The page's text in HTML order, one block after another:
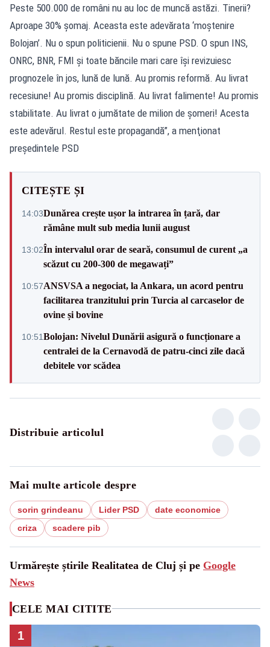
Peste 500.000 de români nu au loc de muncă astăzi. Tinerii?
Aproape 30% şomaj. Aceasta este adevărata ‘moştenire
Bolojan’. Nu o spun politicienii. Nu o spune PSD. O spun INS,
ONRC, BNR, FMI şi toate băncile mari care îşi revizuiesc
prognozele în jos, lună de lună. Au promis reformă. Au livrat
recesiune! Au promis disciplină. Au livrat falimente! Au promis
stabilitate. Au livrat o jumătate de milion de şomeri! Acesta
este adevărul. Restul este propagandă”, a menţionat
preşedintele PSD
CITEȘTE ȘI
14:03Dunărea crește ușor la intrarea în țară, dar
rămâne mult sub media lunii august
13:02În intervalul orar de seară, consumul de curent „a
scăzut cu 200-300 de megawați”
10:57ANSVSA a negociat, la Ankara, un acord pentru
facilitarea tranzitului prin Turcia al carcaselor de
ovine și bovine
10:51Bolojan: Nivelul Dunării asigură o funcționare a
centralei de la Cernavodă de patru-cinci zile dacă
debitele vor scădea
Distribuie articolul
Mai multe articole despre
sorin grindeanu Lider PSD
date economice
criza
scadere pib
Urmărește știrile Realitatea de Cluj și pe Google
News
CELE MAI CITITE
1